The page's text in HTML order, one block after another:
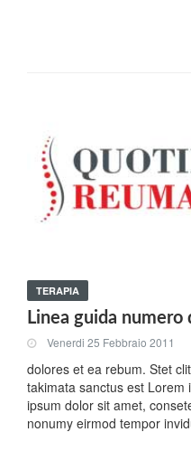
TERAPIA
Linea guida numero
Venerdi 25 Febbraio 2011
dolores et ea rebum. Stet
takimata sanctus est
ipsum dolor sit amet,
nonumy eirmod tempor